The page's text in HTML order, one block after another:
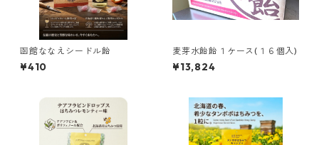
函館ななえシードル飴
¥410
麦芽水飴飴１ケース(１６個入)
¥13,824